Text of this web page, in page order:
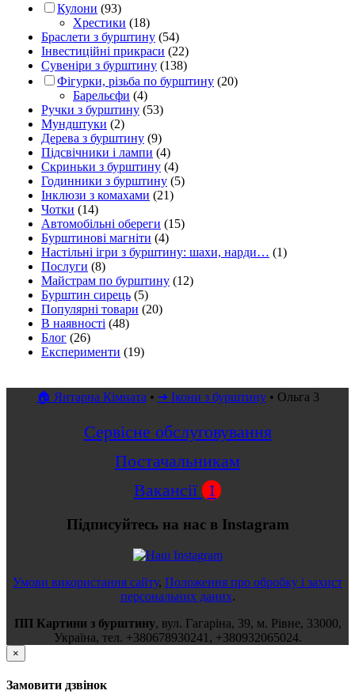
Кулони (93)
Хрестики (18)
Браслети з бурштину (54)
Інвестиційні прикраси (22)
Сувеніри з бурштину (138)
Фігурки, різьба по бурштину (20)
Барельєфи (4)
Ручки з бурштину (53)
Мундштуки (2)
Дерева з бурштину (9)
Підсвічники і лампи (4)
Скриньки з бурштину (4)
Годинники з бурштину (5)
Інклюзи з комахами (21)
Чотки (14)
Автомобільні обереги (15)
Бурштинові магніти (4)
Настільні ігри з бурштину: шахи, нарди… (1)
Послуги (8)
Майстрам по бурштину (12)
Бурштин сирець (5)
Популярні товари (20)
В наявності (48)
Блог (26)
Експерименти (19)
🏠 Янтарна Кімната • ➜ Ікони з бурштину• Ольга 3
Сервісне обслуговування
Постачальникам
Вакансії 1
Підписуйтесь на нас в Instagram
Умови використання сайту, Положення про обробку і захист
персональних даних.
ПП Картини з бурштину, вул. Гагаріна, 39, м. Рівне, 33000,
Україна, тел. +380678930241 , +380932065024.
×
Замовити дзвінок